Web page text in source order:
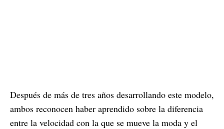
Después de más de tres años desarrollando este modelo,
ambos reconocen haber aprendido sobre la diferencia
entre la velocidad con la que se mueve la moda y el